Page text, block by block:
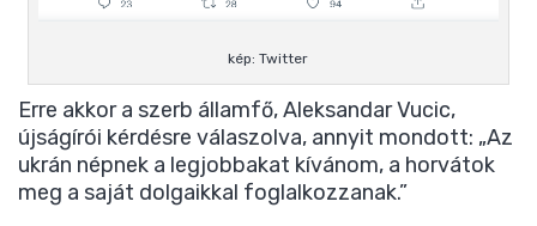
kép: Twitter
Erre akkor a szerb államfő, Aleksandar Vucic,
újságírói kérdésre válaszolva, annyit mondott: „Az
ukrán népnek a legjobbakat kívánom, a horvátok
meg a saját dolgaikkal foglalkozzanak.”